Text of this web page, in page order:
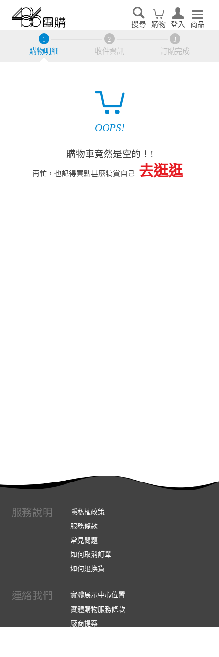
搜尋 購物 登入 商品
購物明細 收件資訊 訂購完成
OOPS!
購物車竟然是空的！!
再忙，也記得買點甚麼犒賞自己 去逛逛
服務說明
隱私權政策
服務條款
常見問題
如何取消訂單
如何退換貨
連絡我們
實體展示中心位置
實體購物服務條款
廠商提案